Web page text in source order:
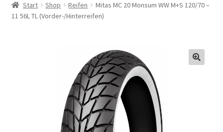
Schläuche
Start Shop Reifen
Mitas MC 20 Monsum WW M+S 120/70 –
11 56L TL (Vorder-/Hinterreifen)